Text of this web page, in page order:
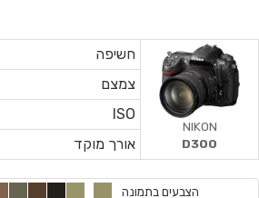
חשיפה
צמצם
ISO
אורך מוקד
NIKON
D300
הצבעים בתמונה